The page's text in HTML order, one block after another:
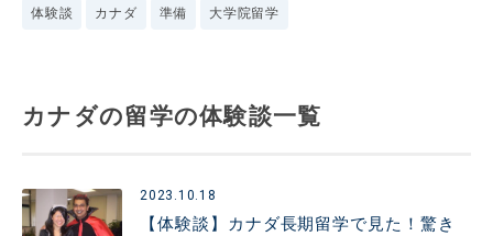
体験談 カナダ 準備 大学院留学
カナダの留学の体験談一覧
2023.10.18
【体験談】カナダ長期留学で見た！驚き